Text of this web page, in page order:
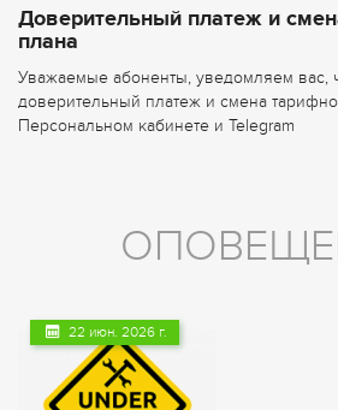
Доверительный платеж и
плана
Уважаемые абоненты, уведомляем вас,
доверительный платеж и смена
Персональном кабинете и Telegram
22 июн. 2026 г.